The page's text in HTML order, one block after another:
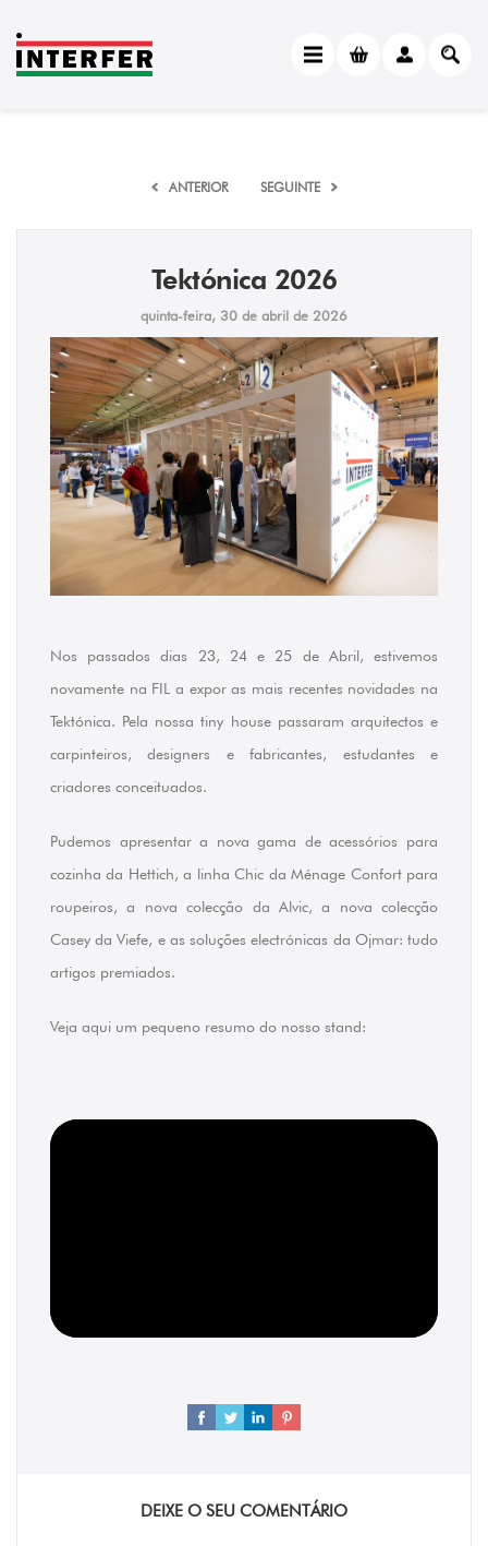
ANTERIOR SEGUINTE
Tektónica 2026
quinta-feira, 30 de abril de 2026
Nos passados dias 23, 24 e 25 de Abril, estivemos
novamente na FIL a expor as mais recentes novidades na
Tektónica. Pela nossatiny housepassaram arquitectos e
carpinteiros, designers e fabricantes, estudantes e
criadores conceituados.
Pudemos apresentar a nova gama de acessórios para
cozinha da Hettich, a linha Chic da Ménage Confort para
roupeiros, a nova colecção da Alvic, a nova colecção
Casey da Viefe, e as soluções electrónicas da Ojmar: tudo
artigos premiados.
Veja aqui um pequeno resumo do nosso stand:
DEIXE O SEU COMENTÁRIO